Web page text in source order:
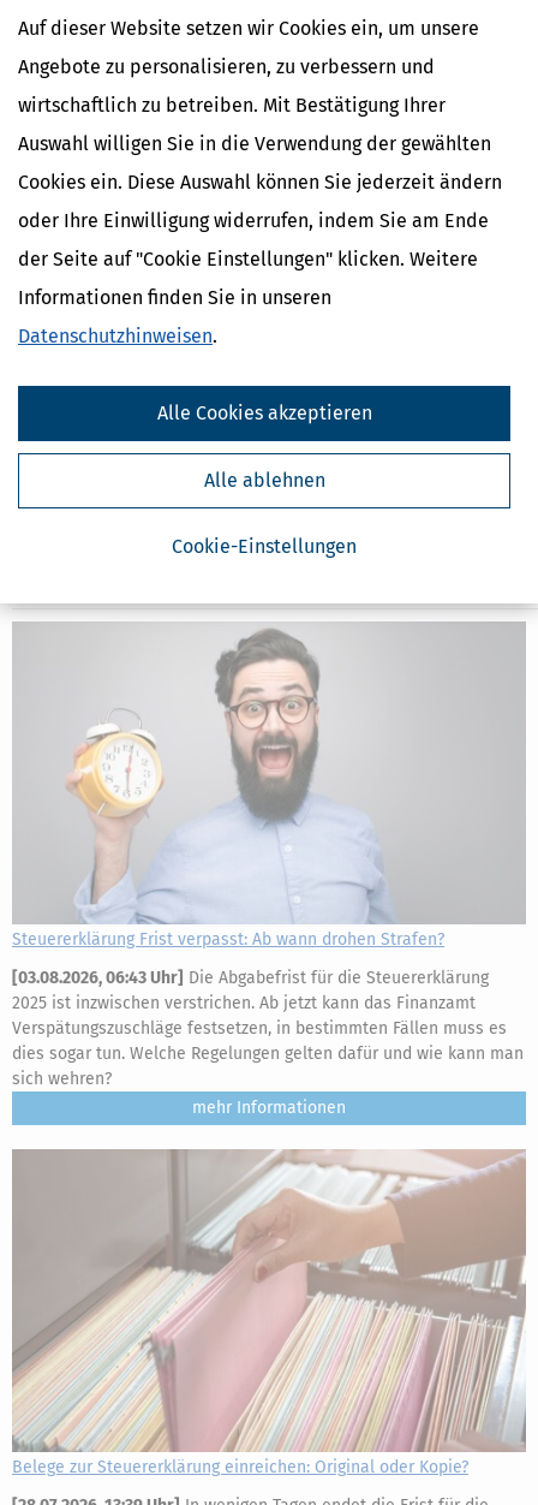
Auf dieser Website setzen wir Cookies ein, um unsere
Angebote zu personalisieren, zu verbessern und
wirtschaftlich zu betreiben. Mit Bestätigung Ihrer
Auswahl willigen Sie in die Verwendung der gewählten
Cookies ein. Diese Auswahl können Sie jederzeit ändern
oder Ihre Einwilligung widerrufen, indem Sie am Ende
der Seite auf "Cookie Einstellungen" klicken. Weitere
Informationen finden Sie in unseren
Datenschutzhinweisen.
Cookie-Einstellungen
Alle ablehnen
Alle Cookies akzeptieren
Bundesregierung.
(MB)
Ähnliche Themen
Selbstständigkeit
Finanzamt & Formalitäten
Verwandte Lexikon-Begriffe
Arbeitgeber
Steuererklärung Frist verpasst: Ab wann drohen Strafen?
[03.08.2026, 06:43 Uhr] Die Abgabefrist für die Steuererklärung
2025 ist inzwischen verstrichen. Ab jetzt kann das Finanzamt
Verspätungszuschläge festsetzen, in bestimmten Fällen muss es
dies sogar tun. Welche Regelungen gelten dafür und wie kann man
sich wehren?
mehr
Belege zur Steuererklärung einreichen: Original oder Kopie?